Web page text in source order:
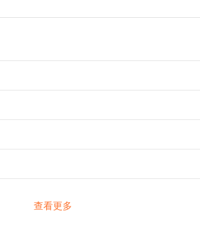
查看更多